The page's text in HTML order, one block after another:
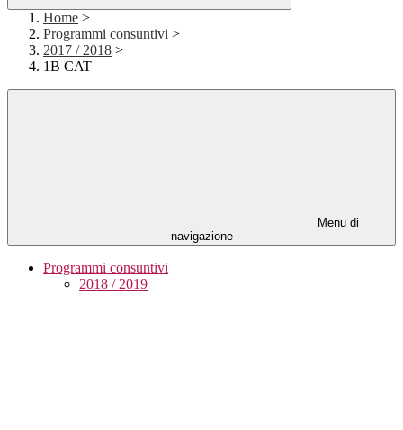
Home >
Programmi consuntivi >
2017 / 2018 >
1B CAT
Menu di
navigazione
Programmi consuntivi
2018 / 2019